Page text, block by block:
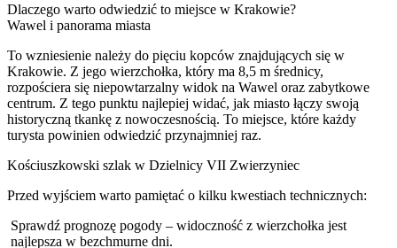
Dlaczego warto odwiedzić to miejsce w Krakowie?
Wawel i panorama miasta
To wzniesienie należy do pięciu kopców znajdujących się w
Krakowie. Z jego wierzchołka, który ma 8,5 m średnicy,
rozpościera się niepowtarzalny widok na Wawel oraz zabytkowe
centrum. Z tego punktu najlepiej widać, jak miasto łączy swoją
historyczną tkankę z nowoczesnością. To miejsce, które każdy
turysta powinien odwiedzić przynajmniej raz.
Kościuszkowski szlak w Dzielnicy VII Zwierzyniec
Przed wyjściem warto pamiętać o kilku kwestiach technicznych:
Sprawdź prognozę pogody – widoczność z wierzchołka jest
najlepsza w bezchmurne dni.